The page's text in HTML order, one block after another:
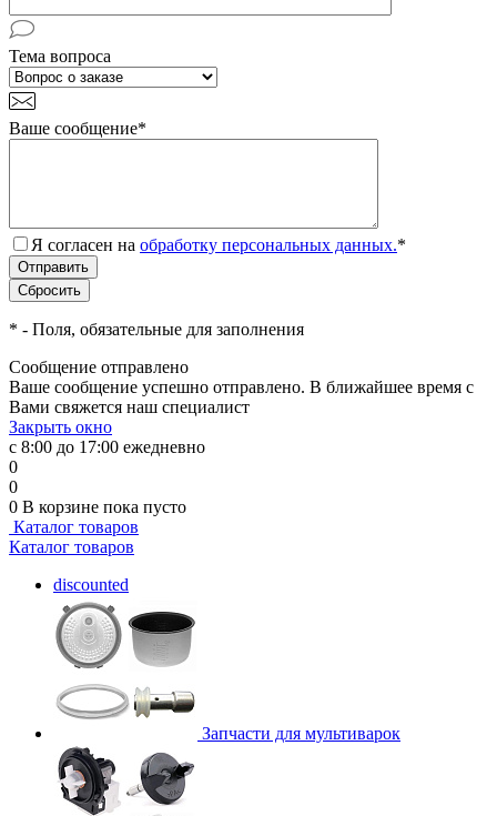
Тема вопроса
Ваше сообщение*
Я согласен на обработку персональных данных.*
* - Поля, обязательные для заполнения
Сообщение отправлено
Ваше сообщение успешно отправлено. В ближайшее время с
Вами свяжется наш специалист
Закрыть окно
с 8:00 до 17:00 ежедневно
0
0
0 В корзине пока пусто
Каталог товаров
Каталог товаров
discounted
Запчасти для мультиварок